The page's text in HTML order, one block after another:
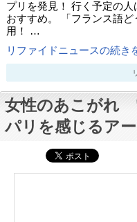
プリを発見！ 行く予定の
おすすめ。 「フランス語
用！ …
リファイドニュースの続き
女性のあこがれ
パリを感じるア